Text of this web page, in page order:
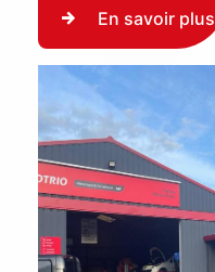
En savoir plus